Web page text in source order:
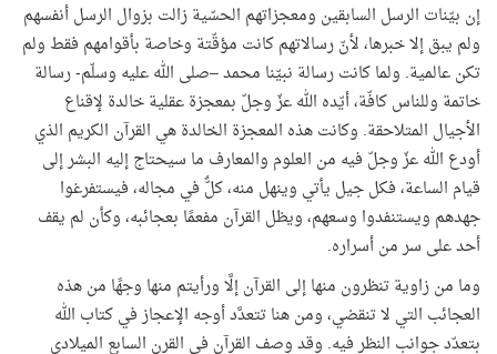
إن بيّنات الرسل السابقين ومعجزاتهم الحسّية زالت بزوال الرسل أنفسهم
ولم يبق إلا خبرها، لأنّ رسالاتهم كانت مؤقّتة وخاصة بأقوامهم فقط ولم
تكن عالمية. ولما كانت رسالة نبيّنا محمد –صلى الله عليه وسلّم- رسالة
خاتمة وللناس كافّة، أيّده الله عزّ وجلّ بمعجزة عقلية خالدة لإقناع
الأجيال المتلاحقة. وكانت هذه المعجزة الخالدة هي القرآن الكريم الذي
أودع الله عزّ وجلّ فيه من العلوم والمعارف ما سيحتاج إليه البشر إلى
قيام الساعة، فكل جيل يأتي وينهل منه، كلٌّ في مجاله، فيستفرغوا
جهدهم ويستنفدوا وسعهم، ويظل القرآن مفعمًا بعجائبه، وكأن لم يقف
أحد على سر من أسراره.
وما من زاوية تنظرون منها إلى القرآن إلَّا ورأيتم منها وجهًا من هذه
العجائب التي لا تنقضي، ومن هنا تتعدَّد أوجه الإعجاز في كتاب الله
بتعدّد جوانب النظر فيه. وقد وصف القرآن في القرن السابع الميلادي